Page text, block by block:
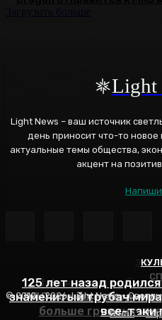
Эффективное
компании»
РПЛ все еще входит в
больше громких
125 лет назад
знаменитый трубач
все-таки
Light
Light News – ваш источник
день приносит что-то
актуальные темы общества,
акцент на
© 2012 - 2026, Light News -
О нас